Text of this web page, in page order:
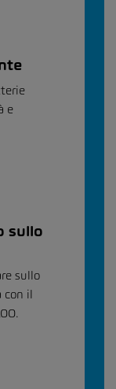
e
sullo
sullo
con il